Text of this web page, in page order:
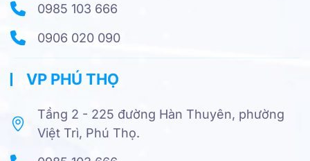
0985 103 666
0906 020 090
VP PHÚ THỌ
Tầng 2 - 225 đường Hàn Thuyên, phường
Việt Trì, Phú Thọ.